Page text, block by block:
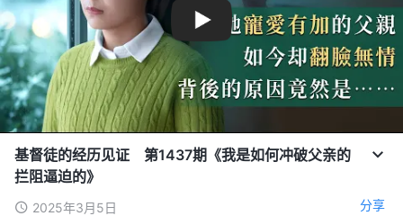
基督徒的经历见证 第1437期《我是如何冲破父亲的
拦阻逼迫的》
2025年3月5日 分享